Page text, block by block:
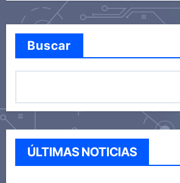
Buscar
ÚLTIMAS NOTICIAS